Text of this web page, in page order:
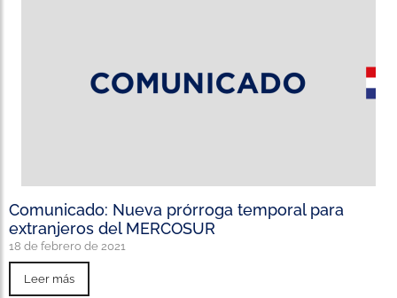
Comunicado: Nueva prórroga temporal para
extranjeros del MERCOSUR
18 de febrero de 2021
Leer más